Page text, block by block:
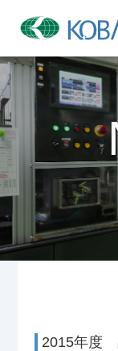
2015年度